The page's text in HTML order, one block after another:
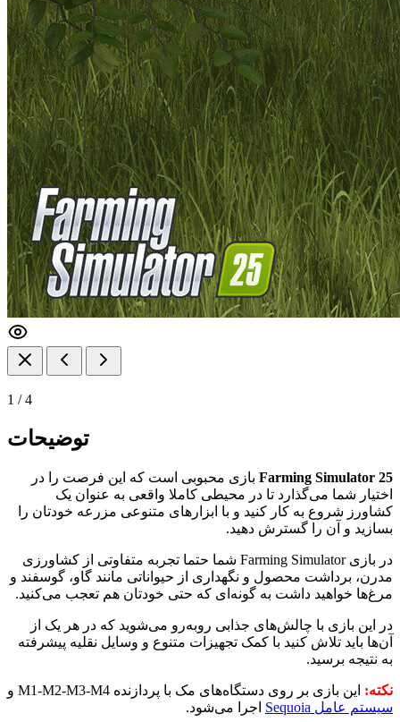
1 /4
توضیحات
Farming Simulator 25 بازی محبوبی است که این فرصت را در
اختیار شما می‌گذارد تا در محیطی کاملا واقعی به عنوان یک
کشاورز شروع به کار کنید و با ابزارهای متنوعی مزرعه خودتان را
بسازید و آن را گسترش دهید.
در بازی Farming Simulator شما حتما تجربه متفاوتی از کشاورزی
مدرن، برداشت محصول و نگهداری از حیواناتی مانند گاو، گوسفند و
مرغ‌ها خواهید داشت به گونه‌ای که حتی خودتان هم تعجب می‌کنید.
در این بازی با چالش‌های جذابی روبه‌رو می‌شوید که در هر یک از
آن‌‌ها باید تلاش کنید با کمک تجهیزات متنوع و وسایل نقلیه پیشرفته
به نتیجه برسید.
نکته: این بازی بر روی دستگاه‌های مک با پردازنده M1-M2-M3-M4 و
سیستم عامل Sequoia
اجرا می‌شود.